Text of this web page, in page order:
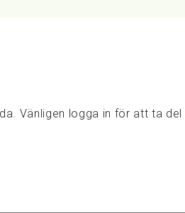
Vänligen logga in för att ta del